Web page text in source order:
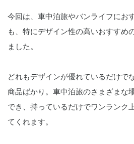
今回は、車中泊旅やバンライフにお
も、特にデザイン性の高いおすすめ
ました。
どれもデザインが優れているだけで
商品ばかり。車中泊旅のさまざまな
でき、持っているだけでワンランク
てくれます。